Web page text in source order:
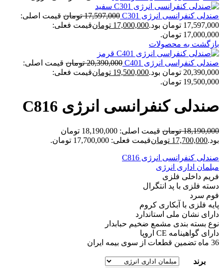
صندلی کنفرانسی انرژی C301 17,597,000 تومان قیمت اصلی:
17,597,000 تومان بود.
17,000,000 تومانقیمت فعلی:
17,000,000 تومان.
بازگشت به محصولات
صندلی کنفراسی انرژی C401 20,390,000 تومان قیمت اصلی:
20,390,000 تومان بود.
19,500,000 تومانقیمت فعلی:
19,500,000 تومان.
صندلی کنفرانسی انرژی C816
18,190,000 تومان
قیمت اصلی: 18,190,000 تومان
بود.17,700,000 تومانقیمت فعلی: 17,700,000 تومان.
صندلی کنفرانسی انرژی C816
مبلمان اداری انرژی
فریم داخلی فلزی
دسته فلزی با پد انتگرال
فوم سرد
پایه فلزی با آبکاری کروم
دارای نشان ملی استاندارد
نوع بسته بندی مشمع ضخیم حبابدار
دارای گواهینامه CE اروپا
36 ماه تضمین قطعات از سوی بیمه ایران
برند